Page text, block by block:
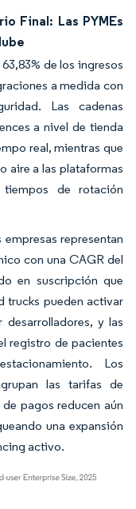
Final: Las PYMEs
de los ingresos
a medida con
Las cadenas
a nivel de tienda
real, mientras que
aire a las plataformas
de rotación
representan
con una CAGR del
en suscripción que
trucks pueden activar
y las
registro de pacientes
Los
las tarifas de
pagos reducen aún
una expansión
activo.